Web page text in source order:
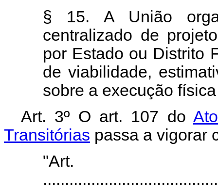
§ 15. A União
centralizado de
por Estado ou Distrito
de viabilidade,
sobre a execução
Art. 3º O art. 107 do
Transitórias passa a vigorar